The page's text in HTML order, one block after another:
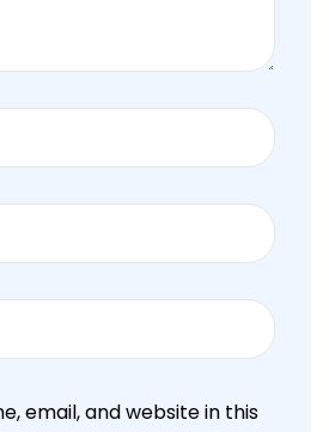
email, and website in this